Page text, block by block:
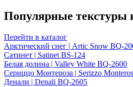
Популярные текстуры
Перейти в каталог
Арктический снег | Artic Snow BQ-
Сатинет | Satinet BS-124
Белая долина | Valley White BQ-2600
Сериццо Монтероза | Serizzo
Денали | Denali BQ-2605